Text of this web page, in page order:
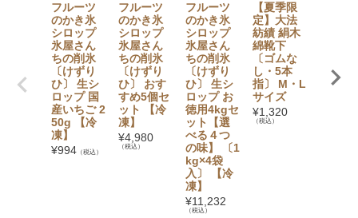
フルーツ
のかき氷
シロップ
氷屋さん
ちの削氷
〔けずり
ひ〕 生シ
ロップ 国
産いちご 2
50g 【冷
凍】
¥994 （税込）
フルーツ
のかき氷
シロップ
氷屋さん
ちの削氷
〔けずり
ひ〕 おす
すめ5個セ
ット 【冷
凍】
¥4,980
（税込）
フルーツ
のかき氷
シロップ
氷屋さん
ちの削氷
〔けずり
ひ〕 生シ
ロップ お
徳用4kgセ
ット【選
べる４つ
の味】 〔1
kg×4袋
入〕 【冷
凍】
¥11,232
（税込）
【夏季限
定】大法
紡績 絹木
綿靴下
〔ゴムな
し・5本
指〕 M・L
サイズ
¥1,320
（税込）
プ6本
ト（い